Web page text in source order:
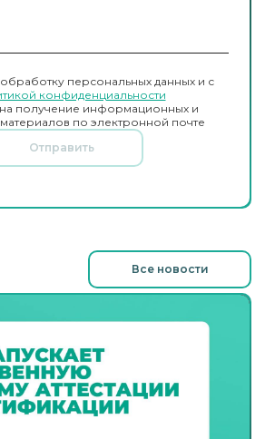
персональных данных и с
конфиденциальности
получение информационных и
по электронной почте
Отправить
Все новости